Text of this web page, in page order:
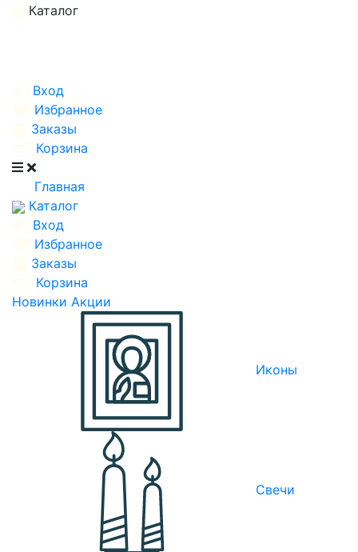
Каталог
Вход
Избранное
Заказы
Корзина
Главная
Каталог
Вход
Избранное
Заказы
Корзина
Новинки Акции
Иконы
Свечи